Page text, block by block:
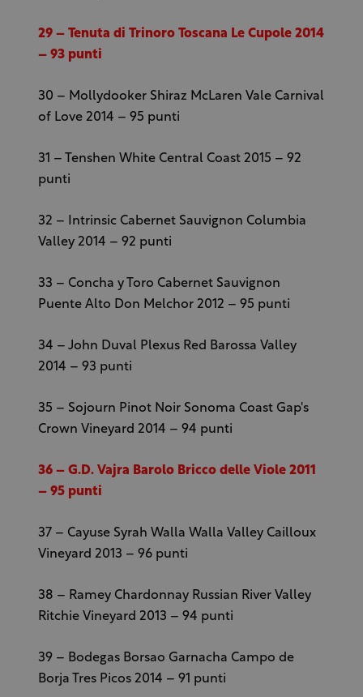
29 – Tenuta di Trinoro Toscana Le Cupole 2014
– 93 punti
30 – Mollydooker Shiraz McLaren Vale Carnival
of Love 2014 – 95 punti
31 – Tenshen White Central Coast 2015 – 92
punti
32 – Intrinsic Cabernet Sauvignon Columbia
Valley 2014 – 92 punti
33 – Concha y Toro Cabernet Sauvignon
Puente Alto Don Melchor 2012 – 95 punti
34 – John Duval Plexus Red Barossa Valley
2014 – 93 punti
35 – Sojourn Pinot Noir Sonoma Coast Gap's
Crown Vineyard 2014 – 94 punti
36 – G.D. Vajra Barolo Bricco delle Viole 2011
– 95 punti
37 – Cayuse Syrah Walla Walla Valley Cailloux
Vineyard 2013 – 96 punti
38 – Ramey Chardonnay Russian River Valley
Ritchie Vineyard 2013 – 94 punti
39 – Bodegas Borsao Garnacha Campo de
Borja Tres Picos 2014 – 91 punti